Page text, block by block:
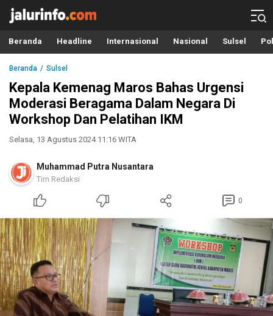
Info Terbaru, Berita Terkini Hari Ini, Jalurinfo.com
Terkini, Akurat dan Terpercaya
Beranda Headline Internasional Nasional Sulsel
Beranda Sulsel
Kepala Kemenag Maros Bahas Urgensi
Moderasi Beragama Dalam Negara Di
Workshop Dan Pelatihan IKM
Selasa, 13 Agustus 2024 11:16 WITA
Muhammad Putra Nusantara
Tim Redaksi
0